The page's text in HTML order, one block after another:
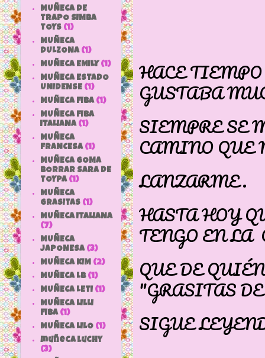
HACE
GUSTABA
SIEMPRE SE
CAMINO
LANZARME.
HASTA HOY
TENGO EN LA
QUE DE
"GRASITAS
SIGUE
MUÑECA DE
TRAPO SIMBA
TOYS (1)
MUÑECA
DULZONA (1)
MUÑECA EMILY (1)
MUÑECA ESTADO
UNIDENSE (1)
MUÑECA FIBA (1)
MUÑECA FIBA
ITALIANA (1)
MUÑECA
FRANCESA (1)
MUÑECA GOMA
BORRAR SARA DE
TOYPA (1)
MUÑECA
GRASITAS (1)
MUÑECA ITALIANA
(7)
MUÑECA
JAPONESA (3)
MUÑECA KIM (2)
MUÑECA LB (1)
MUÑECA LETI (1)
MUÑECA LILLI
FIBA (1)
MUÑECA LILO (1)
muñeca luchy
(3)